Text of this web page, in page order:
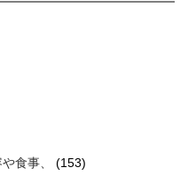
食事、
(153)